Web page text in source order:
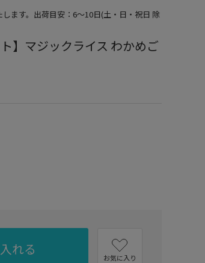
ます。出荷目安：6～10日(土・日・祝日 除
】マジックライス わかめご
れる お気に入り